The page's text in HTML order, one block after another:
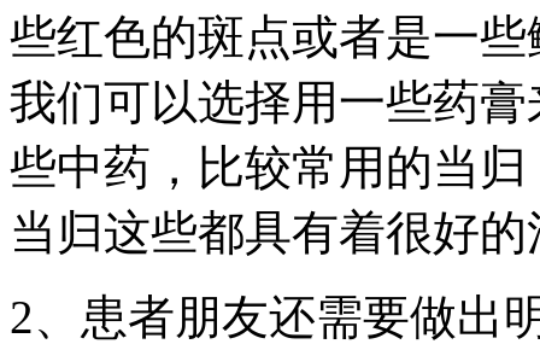
些红色的斑点或者是一
我们可以选择用一些药
些中药，比较常用的当
当归这些都具有着很好
2、患者朋友还需要做出